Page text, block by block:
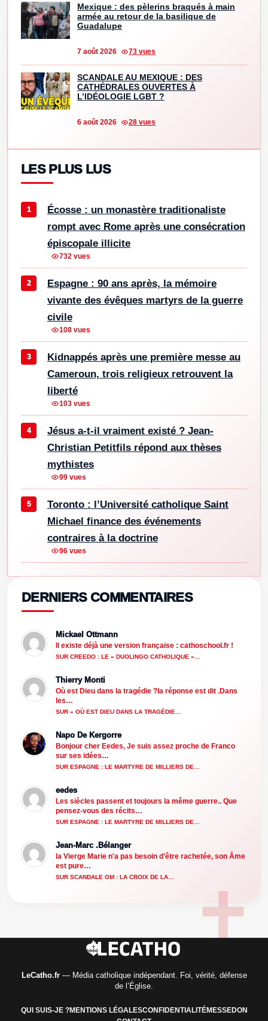
Mexique : des pèlerins braqués à main
armée au retour de la basilique de
Guadalupe
7 août 2026 73 vues
SCANDALE AU MEXIQUE : DES
CATHÉDRALES OUVERTES À
L’IDÉOLOGIE LGBT ?
6 août 2026 28 vues
LES PLUS LUS
Écosse : un monastère traditionaliste
rompt avec Rome après une consécration
épiscopale illicite
732 vues
Espagne : 90 ans après, la mémoire
vivante des évêques martyrs de la guerre
civile
108 vues
Kidnappés après une première messe au
Cameroun, trois religieux retrouvent la
liberté
103 vues
Jésus a-t-il vraiment existé ? Jean-
Christian Petitfils répond aux thèses
mythistes
99 vues
Toronto : l’Université catholique Saint
Michael finance des événements
contraires à la doctrine
96 vues
DERNIERS COMMENTAIRES
Mickael Ottmann
Il existe déjà une version française : cathoschool.fr !
SUR CREEDO : LE « DUOLINGO CATHOLIQUE »…
Thierry Monti
Où est Dieu dans la tragédie ?la réponse est dit .Dans
les…
SUR « OÙ EST DIEU DANS LA TRAGÉDIE…
Napo De Kergorre
Bonjour cher Eedes, Je suis assez proche de Franco
sur ses idées…
SUR ESPAGNE : LE MARTYRE DE MILLIERS DE…
eedes
Les siècles passent et toujours la même guerre.. Que
pensez-vous des récits…
SUR ESPAGNE : LE MARTYRE DE MILLIERS DE…
Jean-Marc .Bélanger
la Vierge Marie n'a pas besoin d'être rachetée, son Âme
est pure…
SUR SCANDALE OM : LA CROIX DE LA…
LeCatho.fr— Média catholique indépendant. Foi, vérité, défense
de l’Église.
QUI SUIS-JE ?MENTIONS LÉGALESCONFIDENTIALITÉMESSEDON